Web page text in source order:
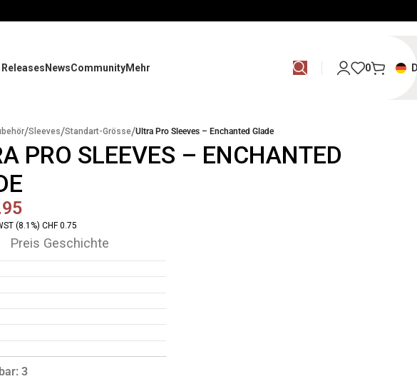
NewsCommunityMehr 0
/Sleeves/Standart-Grösse/Ultra Pro Sleeves – Enchanted Glade
PRO SLEEVES – ENCHANTED
(8.1%) CHF 0.75
Preis Geschichte
3